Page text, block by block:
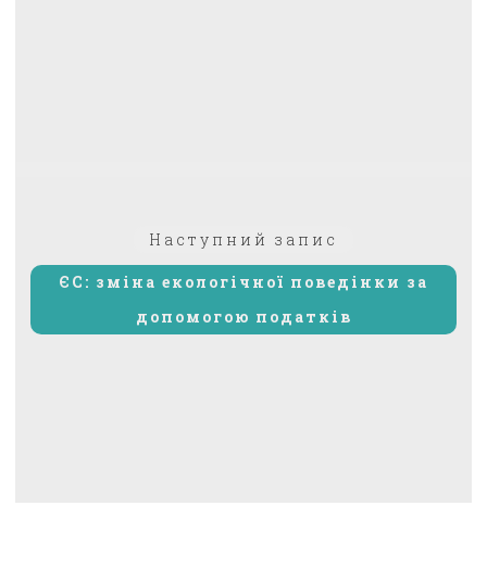
Наступний запис
запис:
ЄС: зміна екологічної поведінки за
допомогою податків